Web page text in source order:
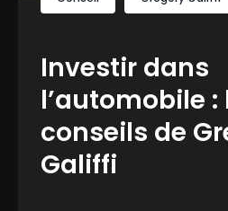
Investir dans
l’automobile :
conseils de
Galiffi